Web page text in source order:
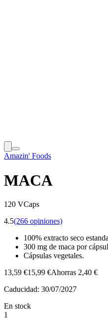
Amazin' Foods
MACA
120 VCaps
4.5(266 opiniones)
100% extracto seco
300 mg de maca por
Cápsulas vegetales.
13,59 €15,99 €Ahorras 2,40 €
Caducidad: 30/07/2027
En stock
1